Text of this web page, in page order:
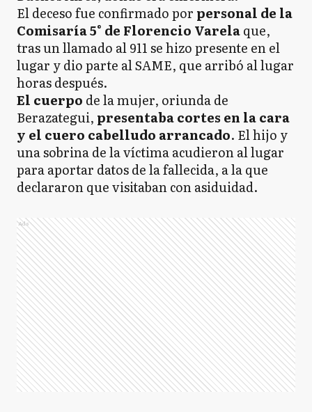
El deceso fue confirmado por personal de la
Comisaría 5° de Florencio Varelaque,
tras un llamado al 911 se hizo presente en el
lugar y dio parte al SAME, que arribó al lugar
horas después.
El cuerpo de la mujer, oriunda de
Berazategui, presentaba cortes en la cara
y el cuero cabelludo arrancado. El hijo y
una sobrina de la víctima acudieron al lugar
para aportar datos de la fallecida, a la que
declararon que visitaban con asiduidad.
Ads